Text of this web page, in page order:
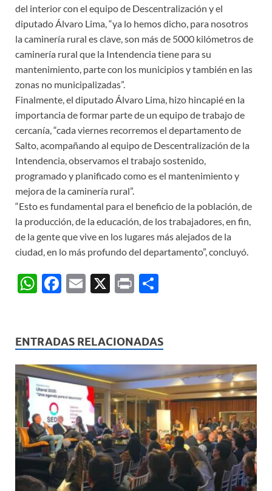
del interior con el equipo de Descentralización y el
diputado Álvaro Lima, “ya lo hemos dicho, para nosotros
la caminería rural es clave, son más de 5000 kilómetros de
caminería rural que la Intendencia tiene para su
mantenimiento, parte con los municipios y también en las
zonas no municipalizadas”.
Finalmente, el diputado Álvaro Lima, hizo hincapié en la
importancia de formar parte de un equipo de trabajo de
cercanía, “cada viernes recorremos el departamento de
Salto, acompañando al equipo de Descentralización de la
Intendencia, observamos el trabajo sostenido,
programado y planificado como es el mantenimiento y
mejora de la caminería rural”.
“Esto es fundamental para el beneficio de la población, de
la producción, de la educación, de los trabajadores, en fin,
de la gente que vive en los lugares más alejados de la
ciudad, en lo más profundo del departamento”, concluyó.
W
s
A
p
p
F
b
o
o
k
E
X
P
p
ar
ti
r
ENTRADAS RELACIONADAS